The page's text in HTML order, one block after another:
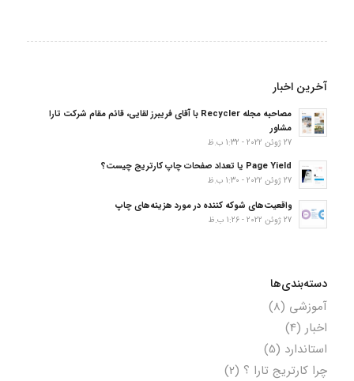
آخرین اخبار
مصاحبه مجله Recycler با آقای فریبرز لقایی، قائم مقام شرکت تارا
مشاور
27 ژوئن 2022 - 1:32 ب.ظ
Page Yield یا تعداد صفحات چاپ کارتریج چیست؟
27 ژوئن 2022 - 1:30 ب.ظ
واقعیت‌های شوکه کننده در مورد هزینه‌های چاپ
27 ژوئن 2022 - 1:26 ب.ظ
دسته‌بندی‌ها
آموزشی (8)
اخبار (4)
استاندارد (5)
چرا کارتریج تارا ؟ (2)